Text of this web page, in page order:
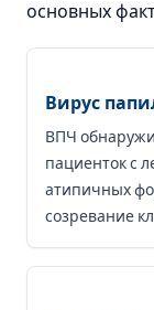
основных
Вирус
ВПЧ
пациенток с
атипичных
созревание